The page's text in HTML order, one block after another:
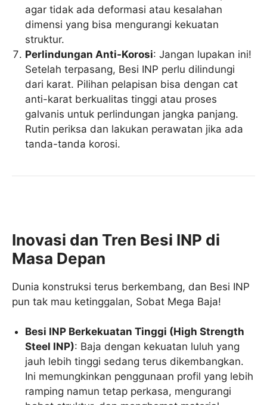
agar tidak ada deformasi atau kesalahan
dimensi yang bisa mengurangi kekuatan
struktur.
Perlindungan Anti-Korosi: Jangan lupakan ini!
Setelah terpasang, Besi INP perlu dilindungi
dari karat. Pilihan pelapisan bisa dengan cat
anti-karat berkualitas tinggi atau proses
galvanis untuk perlindungan jangka panjang.
Rutin periksa dan lakukan perawatan jika ada
tanda-tanda korosi.
Inovasi dan Tren Besi INP di
Masa Depan
Dunia konstruksi terus berkembang, dan Besi INP
pun tak mau ketinggalan, Sobat Mega Baja!
Besi INP Berkekuatan Tinggi (High Strength
Steel INP): Baja dengan kekuatan luluh yang
jauh lebih tinggi sedang terus dikembangkan.
Ini memungkinkan penggunaan profil yang lebih
ramping namun tetap perkasa, mengurangi